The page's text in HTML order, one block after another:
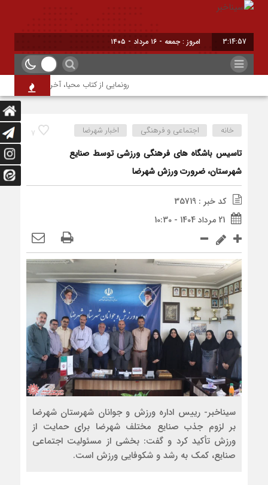
3:14:57 امروز : جمعه - ۱۶ مرداد - ۱۴۰۵
رونمایی از کتاب محیا، آخرین اثر نویسنده
7 خانه اجتماعی و فرهنگی اخبار شهرضا
تاسیس باشگاه های فرهنگی ورزشی توسط صنایع
شهرستان، ضرورت ورزش شهرضا
کد خبر : 35719
21 مرداد 1404 - 10:30
سیناخبر- رییس اداره ورزش و جوانان شهرستان شهرضا
بر لزوم جذب صنایع مختلف شهرضا برای حمایت از
ورزش تأکید کرد و گفت: بخشی از مسئولیت اجتماعی
صنایع، کمک به رشد و شکوفایی ورزش است.